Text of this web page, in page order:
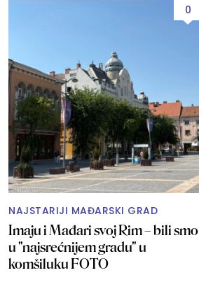
0
NAJSTARIJI MAĐARSKI GRAD
Imaju i Mađari svoj Rim – bili smo
u "najsrećnijem gradu" u
komšiluku FOTO